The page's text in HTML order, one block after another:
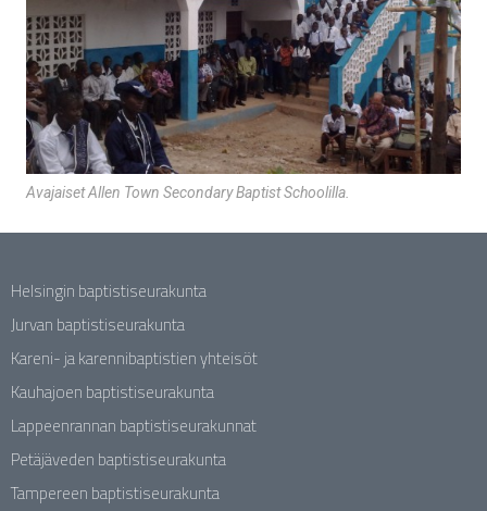
Avajaiset Allen Town Secondary Baptist Schoolilla.
Helsingin baptistiseurakunta
Jurvan baptistiseurakunta
Kareni- ja karennibaptistien yhteisöt
Kauhajoen baptistiseurakunta
Lappeenrannan baptistiseurakunnat
Petäjäveden baptistiseurakunta
Tampereen baptistiseurakunta